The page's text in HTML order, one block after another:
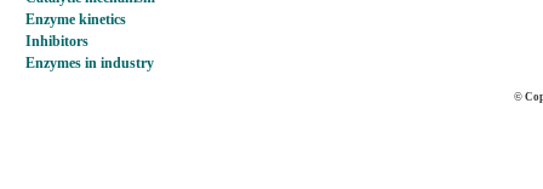
Enzyme kinetics
Inhibitors
Enzymes in industry
©